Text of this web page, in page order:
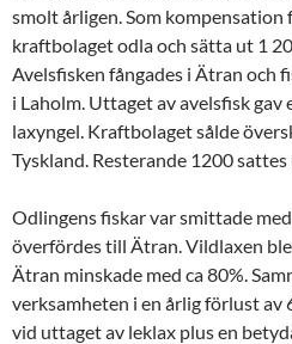
smolt årligen. Som
kraftbolaget odla och sätta ut 1
Avelsfisken fångades i Ätran och
i Laholm. Uttaget av avelsfisk
laxyngel. Kraftbolaget sålde
Tyskland. Resterande 1200 sattes
Odlingens fiskar var smittade
överfördes till Ätran. Vildlaxen
Ätran minskade med ca 80%.
verksamheten i en årlig förlust
vid uttaget av leklax plus en